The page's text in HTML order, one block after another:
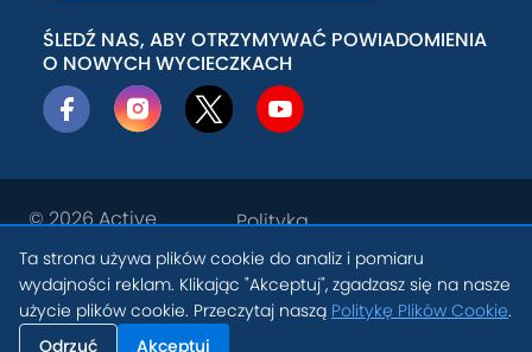
ŚLEDŹ NAS, ABY OTRZYMYWAĆ POWIADOMIENIA
O NOWYCH WYCIECZKACH
© 2026Active
Polityka
prywatności
Warunki
świadczenia
usług
Ustawienia Plików
Cookie
PL
Ta strona używa plików cookie do analiz i pomiaru
wydajności reklam. Klikając "Akceptuj", zgadzasz się na nasze
użycie plików cookie. Przeczytaj naszą Politykę Plików Cookie.
Odrzuć
Akceptuj